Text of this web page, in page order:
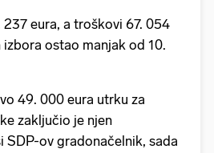
eura, a troškovi 67. 054
ostao manjak od 10.
49. 000 eura utrku za
zaključio je njen
SDP-ov gradonačelnik, sada